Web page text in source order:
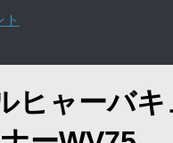
ヒャーバキ